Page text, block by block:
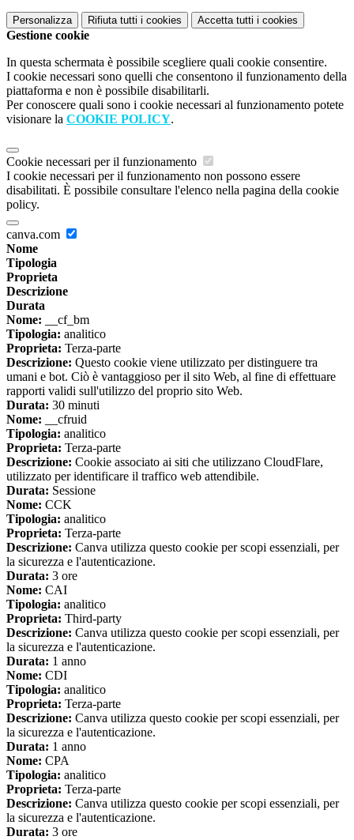
Personalizza Rifiuta tutti i cookies Accetta tutti i cookies
Gestione cookie
In questa schermata è possibile scegliere quali cookie consentire.
I cookie necessari sono quelli che consentono il funzionamento della
piattaforma e non è possibile disabilitarli.
Per conoscere quali sono i cookie necessari al funzionamento potete
visionare la COOKIE POLICY.
Cookie necessari per il funzionamento
I cookie necessari per il funzionamento non possono essere
disabilitati. È possibile consultare l'elenco nella pagina della cookie
policy.
canva.com
Nome
Tipologia
Proprieta
Descrizione
Durata
Nome: __cf_bm
Tipologia: analitico
Proprieta: Terza-parte
Descrizione: Questo cookie viene utilizzato per distinguere tra
umani e bot. Ciò è vantaggioso per il sito Web, al fine di effettuare
rapporti validi sull'utilizzo del proprio sito Web.
Durata: 30 minuti
Nome: __cfruid
Tipologia: analitico
Proprieta: Terza-parte
Descrizione: Cookie associato ai siti che utilizzano CloudFlare,
utilizzato per identificare il traffico web attendibile.
Durata: Sessione
Nome: CCK
Tipologia: analitico
Proprieta: Terza-parte
Descrizione: Canva utilizza questo cookie per scopi essenziali, per
la sicurezza e l'autenticazione.
Durata: 3 ore
Nome: CAI
Tipologia: analitico
Proprieta: Third-party
Descrizione: Canva utilizza questo cookie per scopi essenziali, per
la sicurezza e l'autenticazione.
Durata: 1 anno
Nome: CDI
Tipologia: analitico
Proprieta: Terza-parte
Descrizione: Canva utilizza questo cookie per scopi essenziali, per
la sicurezza e l'autenticazione.
Durata: 1 anno
Nome: CPA
Tipologia: analitico
Proprieta: Terza-parte
Descrizione: Canva utilizza questo cookie per scopi essenziali, per
la sicurezza e l'autenticazione.
Durata: 3 ore